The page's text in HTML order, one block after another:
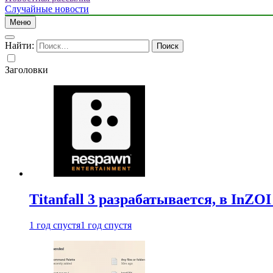
Случайные новости
Меню
Найти:
Заголовки
Titanfall 3 разрабатывается, в
1 год спустя1 год спустя